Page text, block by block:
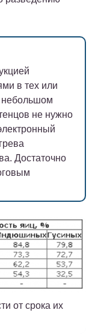
в тех или
небольшом
не нужно
Достаточно
от срока их